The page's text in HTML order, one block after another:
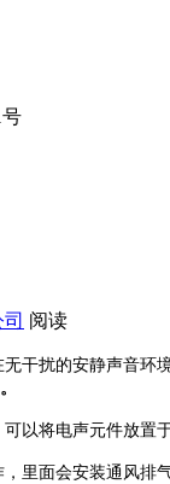
阅读
干扰的安静声音环
以将电声元件放置
里面会安装通风排